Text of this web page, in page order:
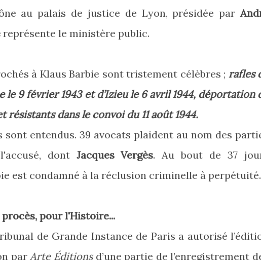
au palais de justice de Lyon, présidée par
représente le ministère public.
à Klaus Barbie sont tristement célèbres ; rafles
9 février 1943 et d’Izieu le 6 avril 1944, déportation
résistants dans le convoi du 11 août 1944.
sont entendus. 39 avocats plaident au nom des
dont Jacques Vergès. Au bout de 37
est condamné à la réclusion criminelle à perpétuité.
pour l'Histoire...
de Grande Instance de Paris a autorisé
parArte Éditionsd’une partie de l’enregistrement